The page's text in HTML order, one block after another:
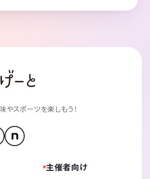
やスポーツを楽しもう！
主催者向け